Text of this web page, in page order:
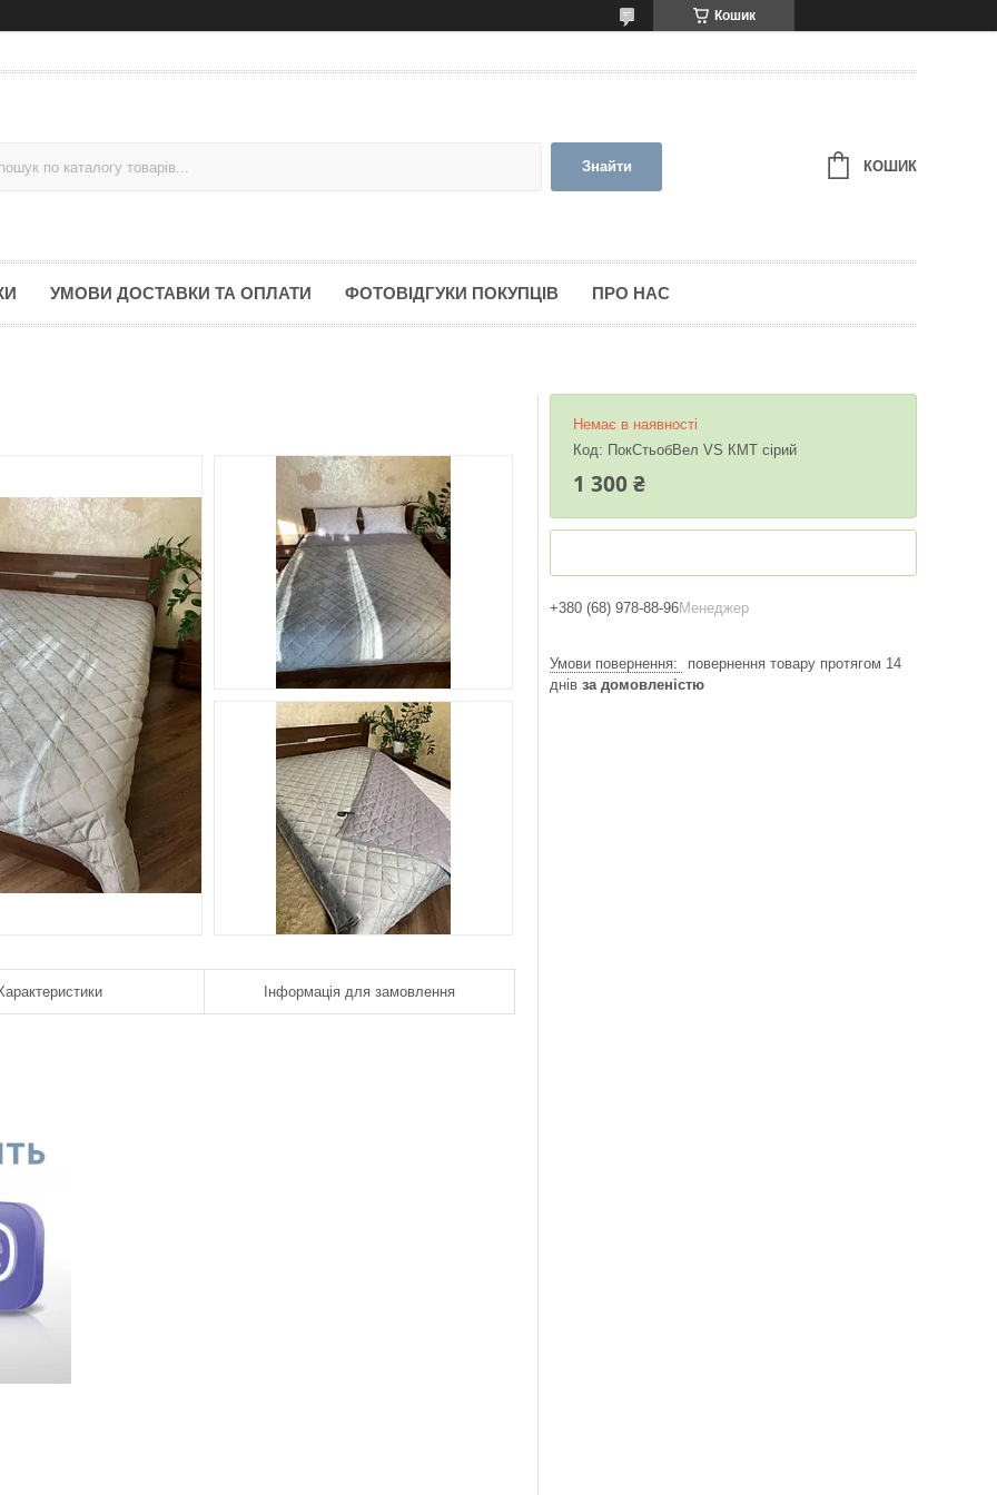
Кошик
Знайти КОШИК
УМОВИ ДОСТАВКИ ТА ОПЛАТИ ФОТОВІДГУКИ ПОКУПЦІВ ПРО НАС
Інформація для замовлення
Немає в наявності
Код: ПокСтьобВел VS КМТ сірий
1 300 ₴
+380 (68) 978-88-96Менеджер
повернення товару протягом 14
днів за домовленістю